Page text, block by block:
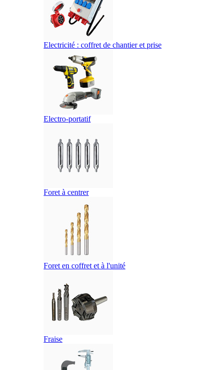
Electricité : coffret de chantier et prise
Electro-portatif
Foret à centrer
Foret en coffret et à l'unité
Fraise